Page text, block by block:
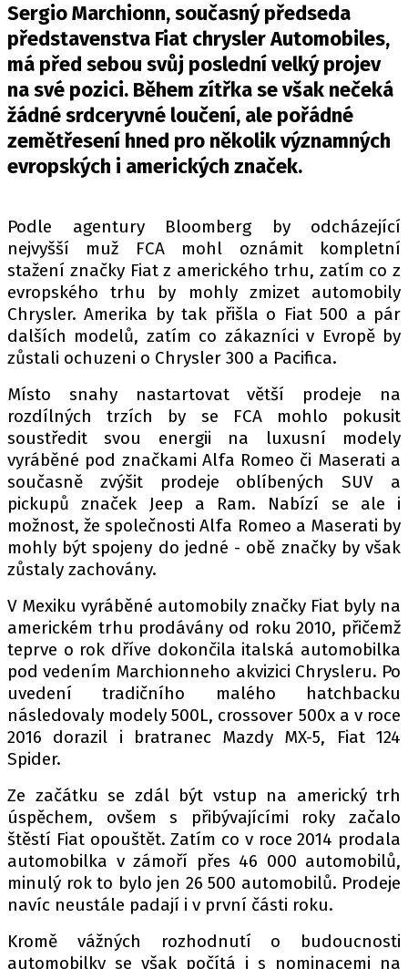
TISKOVKY
ROZHOVORY
DAKAR
Z DOMOVA
ZE SVĚTA
MOTORSPORT
PIT LANE
ČEŠI V AKCI
FIA CEZ & POHÁRY
MEZINÁRODNÍ SCÉNA
SLEDUJTE NÁS NA|
Máte příběh, fotku nebo video?
Pošlete e-mail na autoroad.cz
ETICKÝ KODEX
KONTAKT
VYDAVATEL
OSOBNÍ ÚDAJE / COOKIES
Provozovatelem serveru autoroad.cz je
INCORP MEDIA GROUP s.r.o., IČ: 118 23 054
Sergio Marchionn, současný předseda
představenstva Fiat chrysler Automobiles,
má před sebou svůj poslední velký projev
na své pozici. Během zítřka se však nečeká
žádné srdceryvné loučení, ale pořádné
zemětřesení hned pro několik významných
evropských i amerických značek.
Podle agentury Bloomberg by odcházející
nejvyšší muž FCA mohl oznámit kompletní
stažení značky Fiat z amerického trhu, zatím co z
evropského trhu by mohly zmizet automobily
Chrysler. Amerika by tak přišla o Fiat 500 a pár
dalších modelů, zatím co zákazníci v Evropě by
zůstali ochuzeni o Chrysler 300 a Pacifica.
Místo snahy nastartovat větší prodeje na
rozdílných trzích by se FCA mohlo pokusit
soustředit svou energii na luxusní modely
vyráběné pod značkami Alfa Romeo či Maserati a
současně zvýšit prodeje oblíbených SUV a
pickupů značek Jeep a Ram. Nabízí se ale i
možnost, že společnosti Alfa Romeo a Maserati by
mohly být spojeny do jedné - obě značky by však
zůstaly zachovány.
V Mexiku vyráběné automobily značky Fiat byly na
americkém trhu prodávány od roku 2010, přičemž
teprve o rok dříve dokončila italská automobilka
pod vedením Marchionneho akvizici Chrysleru. Po
uvedení tradičního malého hatchbacku
následovaly modely 500L, crossover 500x a v roce
2016 dorazil i bratranec Mazdy MX-5, Fiat 124
Spider.
Ze začátku se zdál být vstup na americký trh
úspěchem, ovšem s přibývajícími roky začalo
štěstí Fiat opouštět. Zatím co v roce 2014 prodala
automobilka v zámoří přes 46 000 automobilů,
minulý rok to bylo jen 26 500 automobilů. Prodeje
navíc neustále padají i v první části roku.
Kromě vážných rozhodnutí o budoucnosti
automobilky se však počítá i s nominacemi na